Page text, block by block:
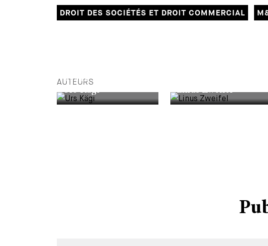
DROIT DES SOCIÉTÉS ET DROIT COMMERCIAL
AUTEURS
PARTNER
Urs Kägi Linus Zweifel